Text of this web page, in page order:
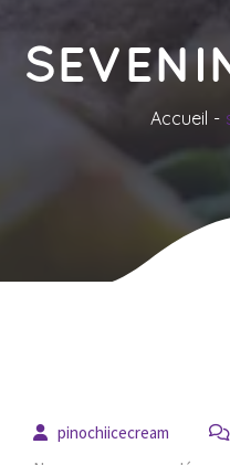
Accueil
pinochiicecream